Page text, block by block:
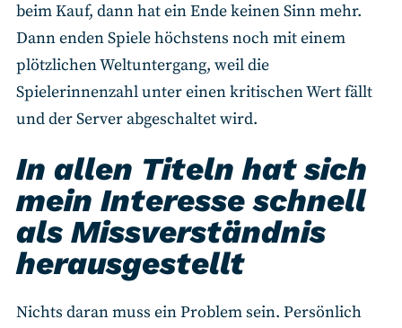
beim Kauf, dann hat ein Ende keinen Sinn mehr.
Dann enden Spiele höchstens noch mit einem
plötzlichen Weltuntergang, weil die
Spielerinnenzahl unter einen kritischen Wert fällt
und der Server abgeschaltet wird.
In allen Titeln hat sich
mein Interesse schnell
als Missverständnis
herausgestellt
Nichts daran muss ein Problem sein. Persönlich